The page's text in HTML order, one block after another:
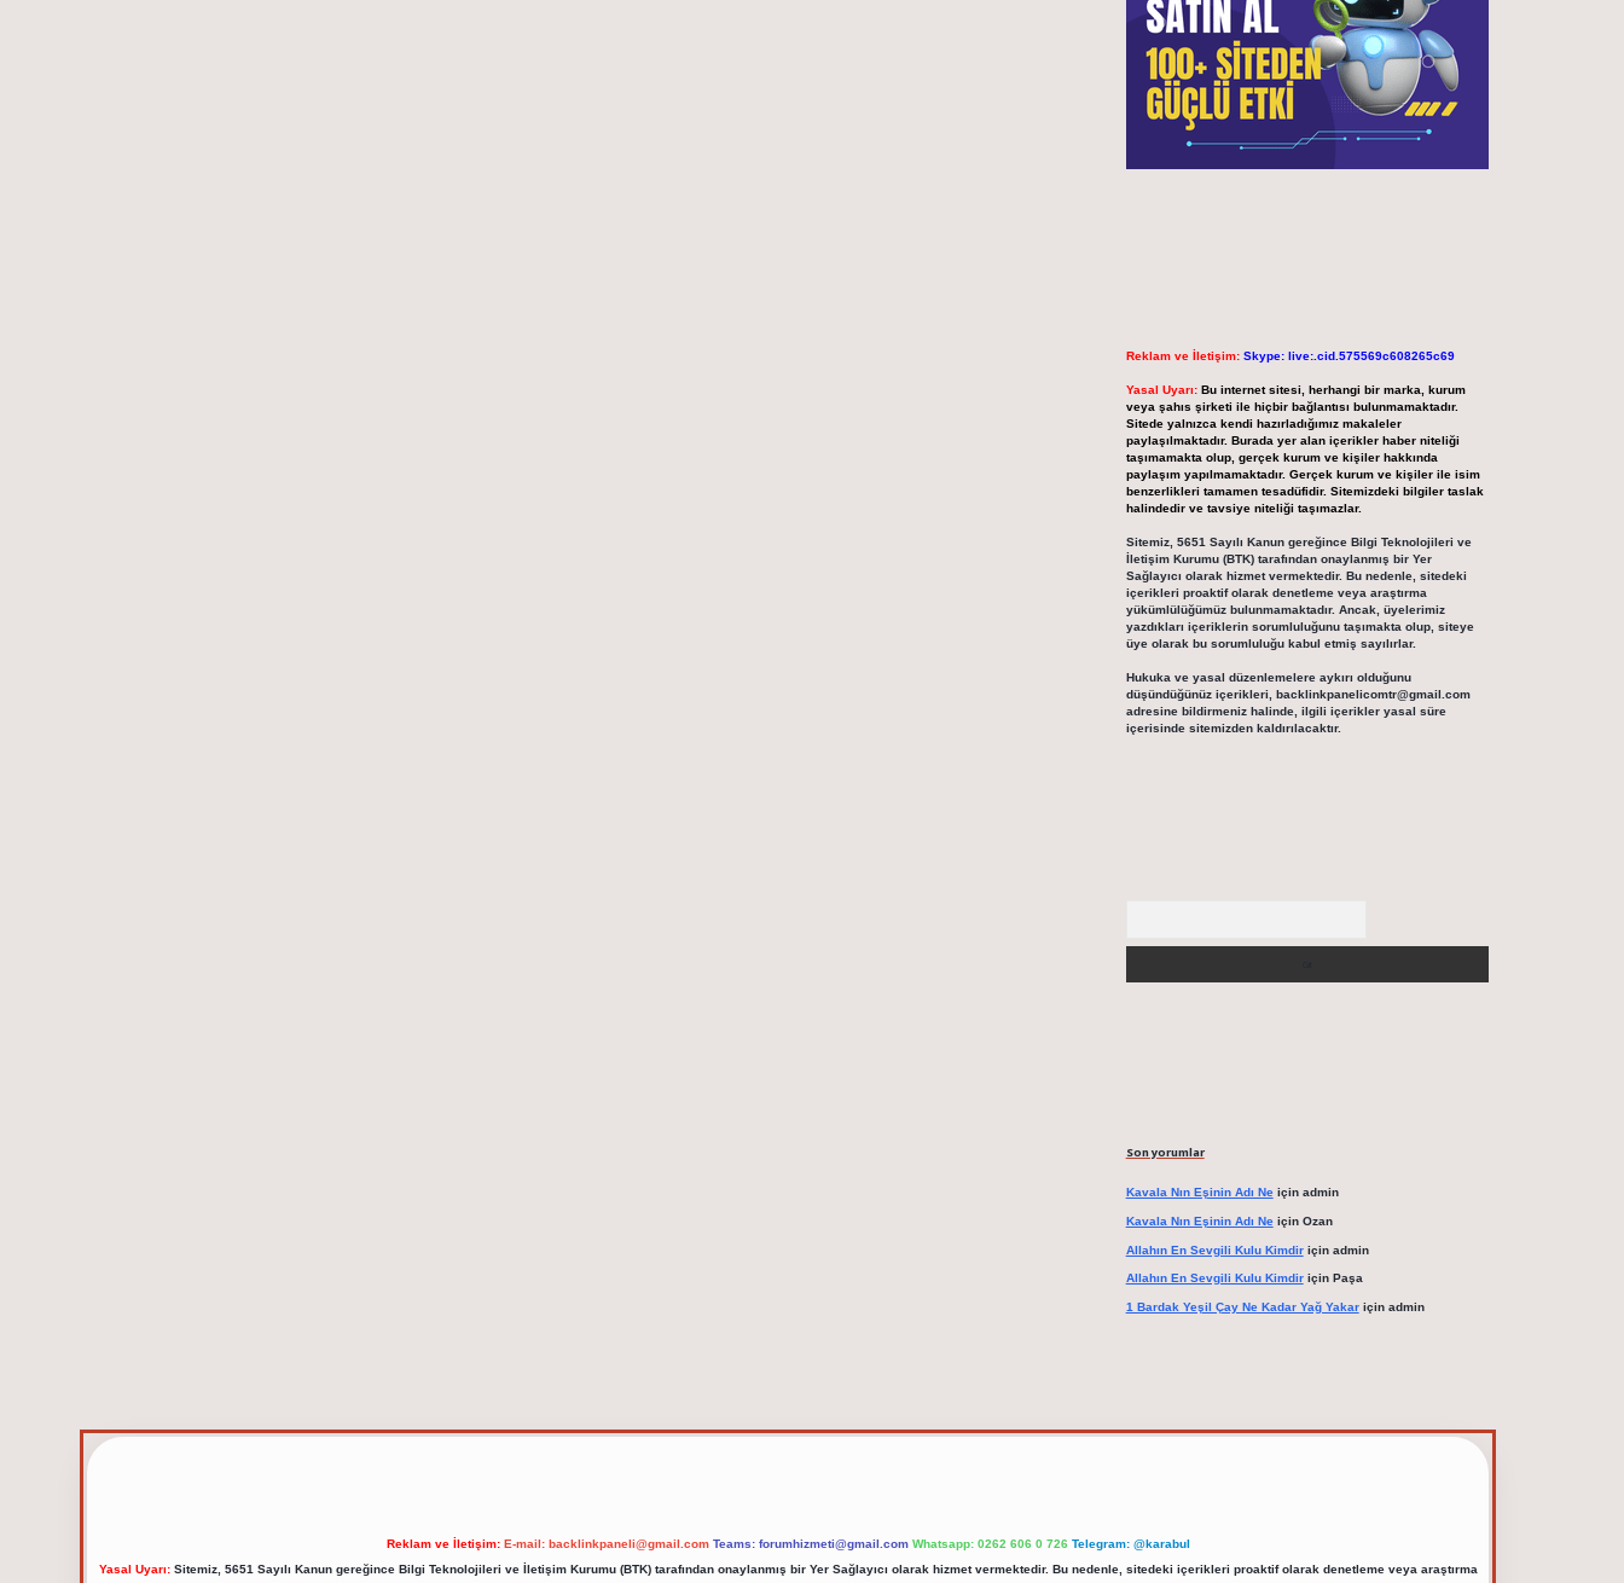
Reklam ve İletişim: Skype: live:.cid.575569c608265c69
Yasal Uyarı: Bu internet sitesi, herhangi bir marka, kurum
veya şahıs şirketi ile hiçbir bağlantısı bulunmamaktadır.
Sitede yalnızca kendi hazırladığımız makaleler
paylaşılmaktadır. Burada yer alan içerikler haber niteliği
taşımamakta olup, gerçek kurum ve kişiler hakkında
paylaşım yapılmamaktadır. Gerçek kurum ve kişiler ile isim
benzerlikleri tamamen tesadüfidir. Sitemizdeki bilgiler taslak
halindedir ve tavsiye niteliği taşımazlar.
Sitemiz, 5651 Sayılı Kanun gereğince Bilgi Teknolojileri ve
İletişim Kurumu (BTK) tarafından onaylanmış bir Yer
Sağlayıcı olarak hizmet vermektedir. Bu nedenle, sitedeki
içerikleri proaktif olarak denetleme veya araştırma
yükümlülüğümüz bulunmamaktadır. Ancak, üyelerimiz
yazdıkları içeriklerin sorumluluğunu taşımakta olup, siteye
üye olarak bu sorumluluğu kabul etmiş sayılırlar.
Hukuka ve yasal düzenlemelere aykırı olduğunu
düşündüğünüz içerikleri, backlinkpanelicomtr@gmail.com
adresine bildirmeniz halinde, ilgili içerikler yasal süre
içerisinde sitemizden kaldırılacaktır.
Son yorumlar
Kavala Nın Eşinin Adı Neiçin admin
Kavala Nın Eşinin Adı Neiçin Ozan
Allahın En Sevgili Kulu Kimdiriçin admin
Allahın En Sevgili Kulu Kimdiriçin Paşa
1 Bardak Yeşil Çay Ne Kadar Yağ Yakariçin admin
Reklam ve İletişim: E-mail: backlinkpaneli@gmail.com Teams: forumhizmeti@gmail.com Whatsapp: 0262 606 0 726 Telegram: @karabul
Yasal Uyarı:Sitemiz, 5651 Sayılı Kanun gereğince Bilgi Teknolojileri ve İletişim Kurumu (BTK) tarafından onaylanmış bir Yer Sağlayıcı olarak hizmet vermektedir. Bu nedenle, sitedeki içerikleri proaktif olarak denetleme veya araştırma